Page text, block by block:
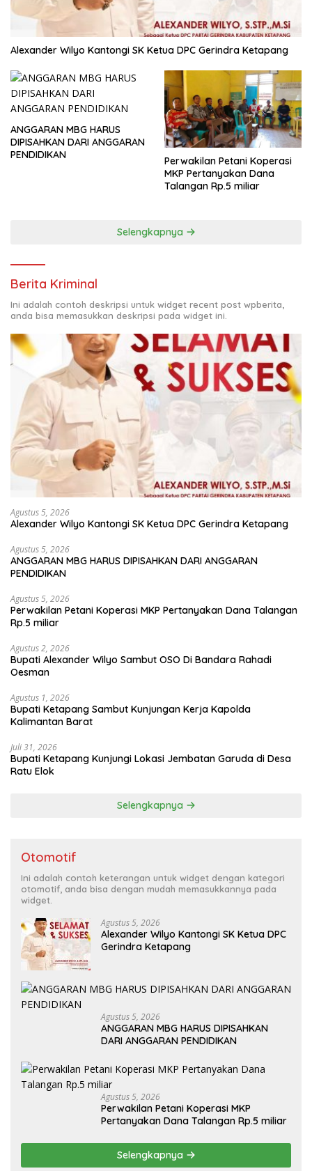
Alexander Wilyo Kantongi SK Ketua DPC Gerindra Ketapang
ANGGARAN MBG HARUS
DIPISAHKAN DARI ANGGARAN
PENDIDIKAN
Perwakilan Petani Koperasi
MKP Pertanyakan Dana
Talangan Rp.5 miliar
Selengkapnya
Berita Kriminal
Ini adalah contoh deskripsi untuk widget recent post wpberita,
anda bisa memasukkan deskripsi pada widget ini.
Agustus 5, 2026
Alexander Wilyo Kantongi SK Ketua DPC Gerindra Ketapang
Agustus 5, 2026
ANGGARAN MBG HARUS DIPISAHKAN DARI ANGGARAN
PENDIDIKAN
Agustus 5, 2026
Perwakilan Petani Koperasi MKP Pertanyakan Dana Talangan
Rp.5 miliar
Agustus 2, 2026
Bupati Alexander Wilyo Sambut OSO Di Bandara Rahadi
Oesman
Agustus 1, 2026
Bupati Ketapang Sambut Kunjungan Kerja Kapolda
Kalimantan Barat
Juli 31, 2026
Bupati Ketapang Kunjungi Lokasi Jembatan Garuda di Desa
Ratu Elok
Selengkapnya
Otomotif
Ini adalah contoh keterangan untuk widget dengan kategori
otomotif, anda bisa dengan mudah memasukkannya pada
widget.
Agustus 5, 2026
Alexander Wilyo Kantongi SK Ketua DPC
Gerindra Ketapang
Agustus 5, 2026
ANGGARAN MBG HARUS DIPISAHKAN
DARI ANGGARAN PENDIDIKAN
Agustus 5, 2026
Perwakilan Petani Koperasi MKP
Pertanyakan Dana Talangan Rp.5 miliar
Selengkapnya